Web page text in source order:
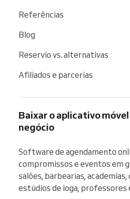
Referências
Blog
Reservio vs. alternativas
Afiliados e parcerias
Baixar o aplicativo móvel
negócio
Software de agendamento
compromissos e eventos em
salões, barbearias, academias,
estúdios de ioga, professores